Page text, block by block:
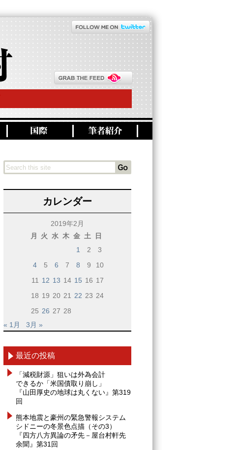
カレンダー
2019年2月
月
火 水 木 金 土
日
1
2
3
4
5 6 7 8 9
10
11
12 13 14 15 16 17
18 19 20 21 22 23 24
25 26 27 28
« 1月
3月 »
最近の投稿
「減税財源」狙いは外為会計
できるか「米国債取り崩し」
『山田厚史の地球は丸くない』第319
回
熊本地震と豪州の緊急警報システム
シドニーの冬景色点描（その3）
『四方八方異論の矛先－屋台村軒先
余聞』第31回